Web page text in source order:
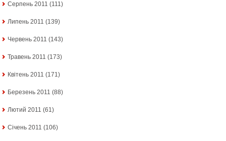
Серпень 2011 (111)
Липень 2011 (139)
Червень 2011 (143)
Травень 2011 (173)
Квітень 2011 (171)
Березень 2011 (88)
Лютий 2011 (61)
Січень 2011 (106)